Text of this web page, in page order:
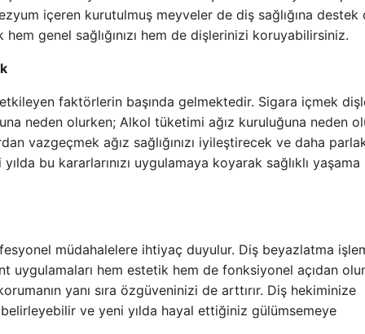
içeren kurutulmuş meyveler de diş sağlığına destek
genel sağlığınızı hem de dişlerinizi koruyabilirsiniz.
etkileyen faktörlerin başında gelmektedir. Sigara içmek
neden olurken; Alkol tüketimi ağız kuruluğuna neden
vazgeçmek ağız sağlığınızı iyileştirecek ve daha
bu kararlarınızı uygulamaya koyarak sağlıklı yaşama
müdahalelere ihtiyaç duyulur. Diş beyazlatma
hem estetik hem de fonksiyonel açıdan
yanı sıra özgüveninizi de arttırır. Diş hekiminize
ve yeni yılda hayal ettiğiniz gülümsemeye